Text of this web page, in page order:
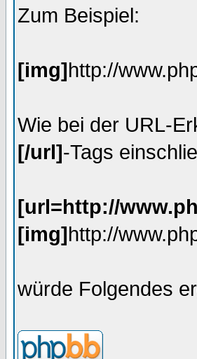
Zum Beispiel:
[img]http://
Wie bei der URL-
[/url]-Tags
[url=http://
[img]http://
würde Folgendes